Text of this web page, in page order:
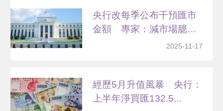
央行改每季公布干預匯市
金額 專家：減市場臆測
2025-11-17
經歷5月升值風暴 央行：
上半年淨買匯132.5...